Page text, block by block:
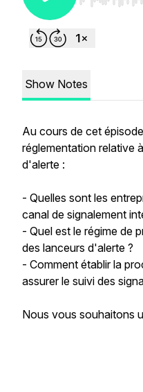
Show Notes
Au cours de cet
réglementation relative
d'alerte :
- Quelles sont les
canal de signalement
- Quel est le régime de
des lanceurs d'alerte ?
- Comment établir la
assurer le suivi des
Nous vous souhaitons